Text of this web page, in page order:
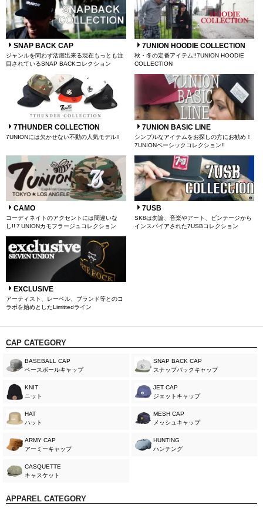
SNAP BACK CAP
ジャンルを問わず活躍出来る現在もっとも注
目されているSNAP BACKコレクション
7UNION HOODIE COLLECTION
秋・冬の定番アイテム!!7UNION HOODIE
COLLECTION
7THUNDER COLLECTION
7UNIONには欠かせない不動の人気モデル!!
7UNION BASIC LINE
シンプルなアイテムをお探しの方にお勧め！
7UNIONベーシックコレクション!!
CAMO
コーディネイトのアクセントには間違いな
し!!７UNIONカモフラージュコレクション
7USB
SK8は勿論、音楽やアート、ビンテージから
インスパイアされた7USBコレクション
EXCLUSIVE
アーティスト、レーベル、ブランド等とのコ
ラボを始めとしたLimittedライン
CAP CATEGORY
BASEBALL CAP
ベースボールキャップ
SNAP BACK CAP
スナップバックキャップ
KNIT
ニット
JET CAP
ジェットキャップ
HAT
ハット
MESH CAP
メッシュキャップ
ARMY CAP
アーミーキャップ
HUNTING
ハンチング
CASQUETTE
キャスケット
APPAREL CATEGORY